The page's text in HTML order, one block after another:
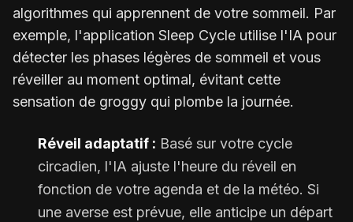
algorithmes qui apprennent de votre sommeil. Par
exemple, l'application Sleep Cycle utilise l'IA pour
détecter les phases légères de sommeil et vous
réveiller au moment optimal, évitant cette
sensation de groggy qui plombe la journée.
Réveil adaptatif : Basé sur votre cycle
circadien, l'IA ajuste l'heure du réveil en
fonction de votre agenda et de la météo. Si
une averse est prévue, elle anticipe un départ